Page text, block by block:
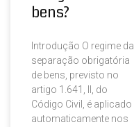
bens?
Introdução O regime da
separação obrigatória
de bens, previsto no
artigo 1.641, II, do
Código Civil, é aplicado
automaticamente nos